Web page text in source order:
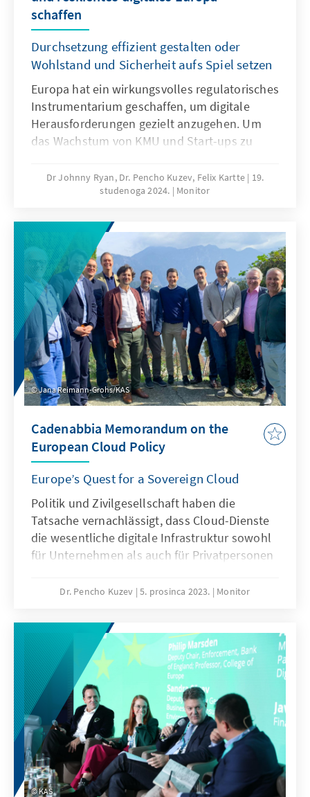
schaffen
Durchsetzung effizient gestalten oder
Wohlstand und Sicherheit aufs Spiel setzen
Europa hat ein wirkungsvolles regulatorisches
Instrumentarium geschaffen, um digitale
Herausforderungen gezielt anzugehen. Um
das Wachstum von KMU und Start-ups zu
Innovation zu investieren. Es gilt, gezielt
Wettbewerbsspielraum im Markt zu schaffen.
gegenüber großen, nicht-europäischen
Unternehmen ist entscheidend. Eine
Taskforce aus Chief Enforcement Officers mit
übergreifendem Kommissionsansatz könnte
Durchsetzungsinstrumente strategisch und
kohärent einsetzen – ohne zusätzlichen
Gesetzgebungsbedarf.
Dr Johnny Ryan, Dr. Pencho Kuzev, Felix Kartte
19.
studenoga 2024.
Monitor
Jana Reimann-Grohs/KAS
Cadenabbia Memorandum on the
European Cloud Policy
Europe’s Quest for a Sovereign Cloud
Politik und Zivilgesellschaft haben die
Tatsache vernachlässigt, dass Cloud-Dienste
die wesentliche digitale Infrastruktur sowohl
für Unternehmen als auch für Privatpersonen
Millionen von Menschen erhebliche
Ferne nutzen oder Musik streamen, sondern
es ist auch für jeden Aspekt der digitalen
Wirtschaft von grundlegender Bedeutung. In
dem Memorandum werden einige der
Faktoren genannt, die die
Wettbewerbsfähigkeit der europäischen
Cloud-Industrie beeinträchtigt haben.
Darüber hinaus geben die Teilnehmer des
Cadenabbia-Forums im Rahmen des
European Data Summit Empfehlungen zur
Dr. Pencho Kuzev 5. prosinca 2023. Monitor
KAS